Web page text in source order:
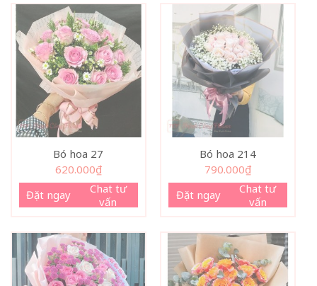
Bó hoa 27
620.000₫
Đặt ngay
Chat tư
vấn
Bó hoa 214
790.000₫
Đặt ngay
Chat tư
vấn